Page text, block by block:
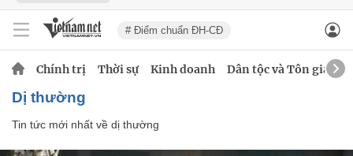
# Điểm chuẩn ĐH-CĐ
Chính trị Thời sự Kinh doanh Dân tộc và Tôn giáo
dị thường
Tin tức mới nhất về dị thường